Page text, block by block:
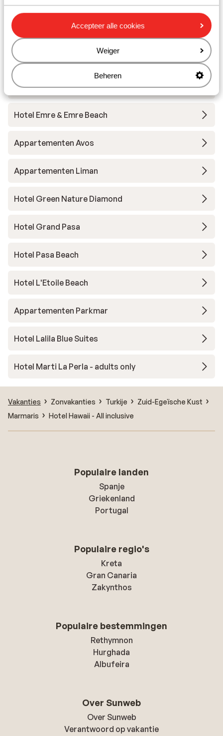
Accepteer alle cookies
Weiger
Beheren
Hotel Grand Yazici Club Turban
Hotel Cettia Beach Resort - adults only
Hotel Golden Rock Beach
Appartementen Verona
Hotel Emre & Emre Beach
Appartementen Avos
Appartementen Liman
Hotel Green Nature Diamond
Hotel Grand Pasa
Hotel Pasa Beach
Hotel L'Etoile Beach
Appartementen Parkmar
Hotel Lalila Blue Suites
Hotel Marti La Perla - adults only
Vakanties Zonvakanties Turkije
Zuid-Egeïsche Kust
Marmaris
Hotel Hawaii - All inclusive
Populaire landen
Spanje
Griekenland
Portugal
Populaire regio's
Kreta
Gran Canaria
Zakynthos
Populaire bestemmingen
Rethymnon
Hurghada
Albufeira
Over Sunweb
Over Sunweb
Verantwoord op vakantie